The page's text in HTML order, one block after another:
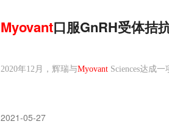
Myovant口服GnRH受体拮
2020年12月，辉瑞与Myovant Sciences达成
2021-05-27